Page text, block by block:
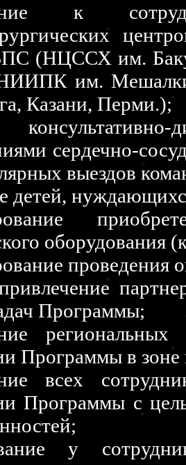
к
(НЦССХ им.
им.
Казани, Перми.);
сердечно-
выездов
детей,
оборудования
проведения
Программы;
Программы в зоне
всех
Программы с
у